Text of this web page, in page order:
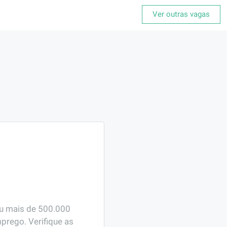
Ver outras vagas
mais de 500.000
Verifique as